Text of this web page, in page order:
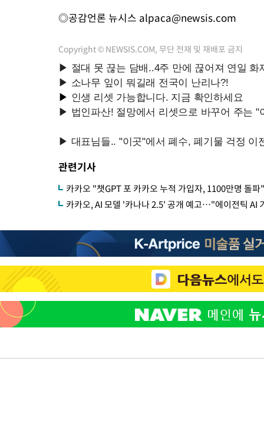
◎공감언론 뉴시스 alpaca@newsis.com
Copyright © NEWSIS.COM, 무단 전재 및 재배포 금지
관련기사
카카오 "챗GPT 포 카카오 누적 가입자, 1100만명 돌
카카오, AI 모델 '카나나 2.5' 공개 예고…"에이전틱 AI